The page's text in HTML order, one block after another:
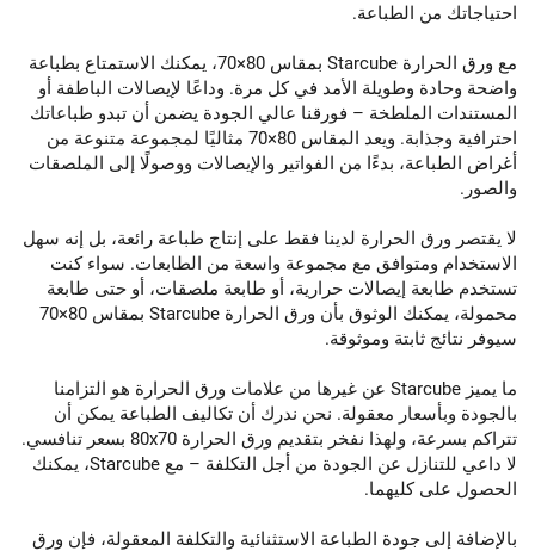
احتياجاتك من الطباعة.
مع ورق الحرارة Starcube بمقاس 80×70، يمكنك الاستمتاع بطباعة
واضحة وحادة وطويلة الأمد في كل مرة. وداعًا لإيصالات الباطفة أو
المستندات الملطخة – فورقنا عالي الجودة يضمن أن تبدو طباعاتك
احترافية وجذابة. ويعد المقاس 80×70 مثاليًا لمجموعة متنوعة من
أغراض الطباعة، بدءًا من الفواتير والإيصالات ووصولًا إلى الملصقات
والصور.
لا يقتصر ورق الحرارة لدينا فقط على إنتاج طباعة رائعة، بل إنه سهل
الاستخدام ومتوافق مع مجموعة واسعة من الطابعات. سواء كنت
تستخدم طابعة إيصالات حرارية، أو طابعة ملصقات، أو حتى طابعة
محمولة، يمكنك الوثوق بأن ورق الحرارة Starcube بمقاس 80×70
سيوفر نتائج ثابتة وموثوقة.
ما يميز Starcube عن غيرها من علامات ورق الحرارة هو التزامنا
بالجودة وبأسعار معقولة. نحن ندرك أن تكاليف الطباعة يمكن أن
تتراكم بسرعة، ولهذا نفخر بتقديم ورق الحرارة 80x70 بسعر تنافسي.
لا داعي للتنازل عن الجودة من أجل التكلفة – مع Starcube، يمكنك
الحصول على كليهما.
بالإضافة إلى جودة الطباعة الاستثنائية والتكلفة المعقولة، فإن ورق